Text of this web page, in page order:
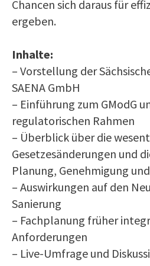
Chancen sich daraus für
ergeben.
Inhalte:
– Vorstellung der
SAENA GmbH
– Einführung zum GModG
regulatorischen Rahmen
– Überblick über die
Gesetzesänderungen und
Planung, Genehmigung
– Auswirkungen auf den
Sanierung
– Fachplanung früher
Anforderungen
– Live-Umfrage und